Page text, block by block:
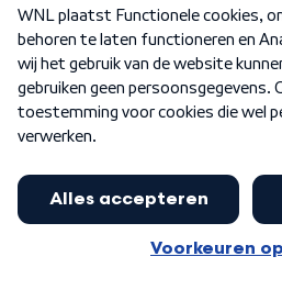
Nieuwsbrief
Word Lid